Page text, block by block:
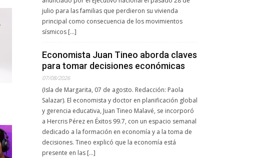
julio para las familias que perdieron su vivienda
principal como consecuencia de los movimientos
sísmicos […]
Economista Juan Tineo aborda claves
para tomar decisiones económicas
07/08/2026
(Isla de Margarita, 07 de agosto. Redacción: Paola
Salazar). El economista y doctor en planificación global
y gerencia educativa, Juan Tineo Malavé, se incorporó
a Hercris Pérez en Éxitos 99.7, con un espacio semanal
dedicado a la formación en economía y a la toma de
decisiones. Tineo explicó que la economía está
presente en las […]